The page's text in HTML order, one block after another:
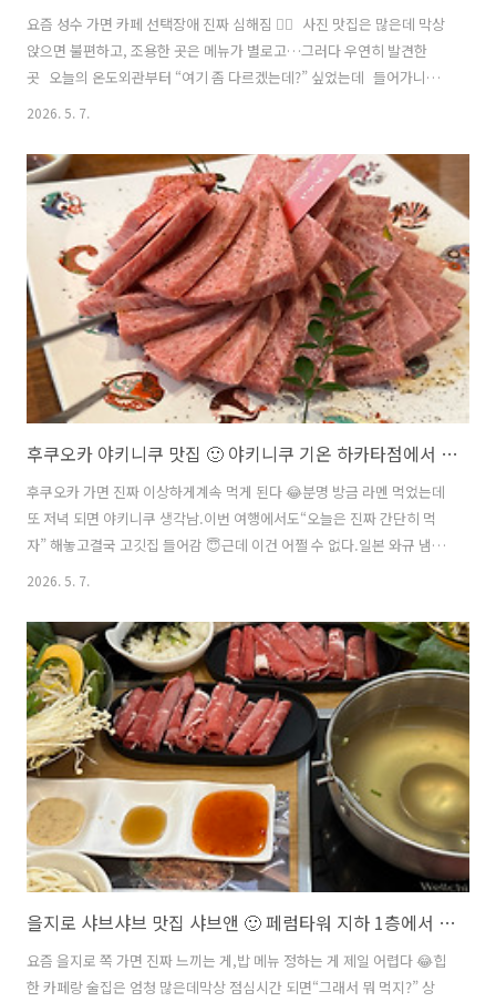
요즘 성수 가면 카페 선택장애 진짜 심해짐 😵‍💫 사진 맛집은 많은데 막상
앉으면 불편하고, 조용한 곳은 메뉴가 별로고…그러다 우연히 발견한
곳 오늘의 온도외관부터 “여기 좀 다르겠는데?” 싶었는데 들어가니까
창문 엄청 크고 자연광 미쳤고, 의자도 진짜 편함. 성수 특유의 힙함 + 오
짜 미친 건 브런치임. 아보카도 토스트는 기본이고, 특히 트러플 버섯 리
소토 먹고 감탄함. 양도 푸짐해서 카페에서 점심 해결하고 싶을 때 완벽.
개인적으로 제일 좋았던 건 노트북 작업하는 사람, 책 읽는 사람, 수다
떠는 사람 모두 공존하는데 전혀 시끄럽지 않음. BGM도 적당하고, 좌석
간격도 여유로움.창가 자리 잡으면 성수 거리 내려다보면서 시간 가는..
2026. 5. 7.
후쿠오카 야키니쿠 맛집 🙂 야키니쿠 기온 하카타점에서 사가규 먹고 온 후기
후쿠오카 가면 진짜 이상하게계속 먹게 된다 😂분명 방금 라멘 먹었는데
또 저녁 되면 야키니쿠 생각남.이번 여행에서도“오늘은 진짜 간단히 먹
자” 해놓고결국 고깃집 들어감 😇근데 이건 어쩔 수 없다.일본 와규 냄새
맡으면 그냥 끝이다.이번에 간 곳은야키니쿠 기온 하카타점.하카타 근처
가 느낌 있었다.빨간 간판 딱 보이는데“아 여기 맛집 느낌인데?” 싶음.괜
히 현지인들 들어가는 집 따라 들어가고 싶은 그런 분위기 😌밖에서 볼
땐 조용한데 안은 꽤 꽉 차 있었다 😳처음엔 되게 차분한 느낌이었다.근
데 들어가니까이미 테이블 거의 다 차 있음.관광객도 있었는데현지 직장
인 느낌 손님들도 꽤 보였다.이런 집 괜히 기대하게 된다.막 엄청 화려한
느낌은 아..
2026. 5. 7.
을지로 샤브샤브 맛집 샤브앤 🙂 페럼타워 지하 1층에서 든든하게 먹고 온 후기
요즘 을지로 쪽 가면 진짜 느끼는 게,밥 메뉴 정하는 게 제일 어렵다 😂힙
한 카페랑 술집은 엄청 많은데막상 점심시간 되면“그래서 뭐 먹지?” 상